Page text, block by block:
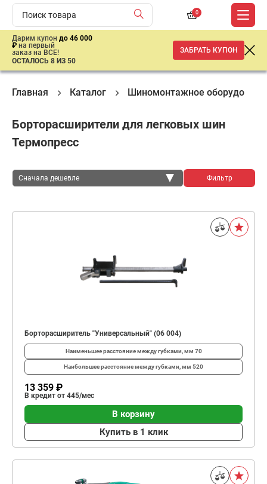
0
Дарим купон до 46 000
₽ на первый
заказ на ВСЕ!
ОСТАЛОСЬ 8 ИЗ 50
ЗАБРАТЬ КУПОН
Главная Каталог Шиномонтажное
Борторасширители для легковых шин
Термопресс
Сначала дешевле Фильтр
Борторасширитель "Универсальный" (06 004)
Наименьшее расстояние между губками, мм 70
Наибольшее расстояние между губками, мм 520
13 359 ₽
В кредит от 445/мес
В корзину
Купить в 1 клик